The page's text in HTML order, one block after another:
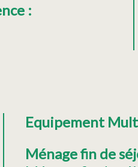
:
Equipement
Ménage fin de